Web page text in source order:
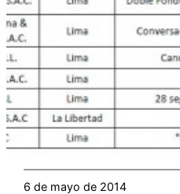
6 de mayo de 2014